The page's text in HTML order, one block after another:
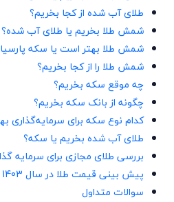
طلای آب شده از کجا بخریم؟
شمش طلا بخریم یا طلای آب شده؟
شمش طلا بهتر است یا سکه
شمش طلا را از کجا بخریم؟
چه موقع سکه بخریم؟
چگونه از بانک سکه بخریم؟
کدام نوع سکه برای سرمایه‌گذاری
طلای آب شده بخریم یا سکه؟
بررسی طلای مجازی برای سرمایه
پیش بینی قیمت طلا در سال 1403
سوالات متداول